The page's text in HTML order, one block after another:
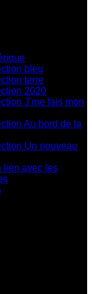
bleu
terre
2020
J’me fais mon
Au bord de la
Un nouveau
lien avec les